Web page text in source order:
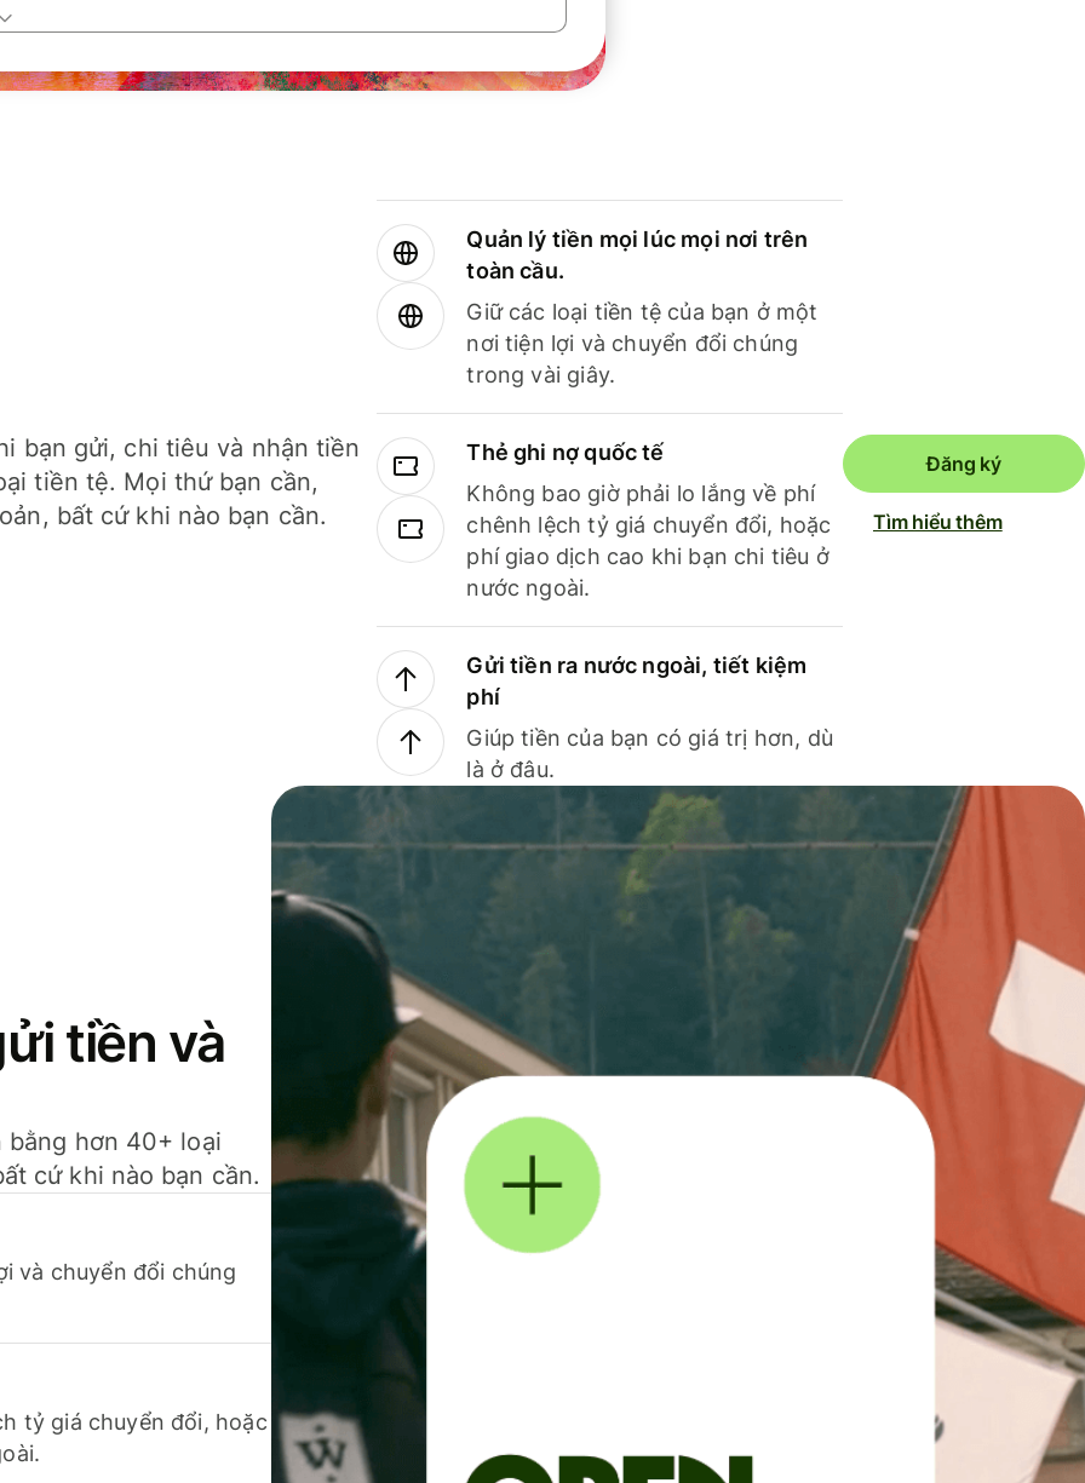
bạn gửi, chi tiêu và nhận tiền
tiền tệ. Mọi thứ bạn cần,
bất cứ khi nào bạn cần.
Quản lý tiền mọi lúc mọi nơi trên
toàn cầu.
Giữ các loại tiền tệ của bạn ở một
nơi tiện lợi và chuyển đổi chúng
trong vài giây.
Thẻ ghi nợ quốc tế
Không bao giờ phải lo lắng về phí
chênh lệch tỷ giá chuyển đổi, hoặc
phí giao dịch cao khi bạn chi tiêu ở
nước ngoài.
Gửi tiền ra nước ngoài, tiết kiệm
phí
Giúp tiền của bạn có giá trị hơn, dù
là ở đâu.
Đăng ký
Tìm hiểu thêm
tiền và
hơn 40+ loại
cứ khi nào bạn cần.
và chuyển đổi chúng
tỷ giá chuyển đổi, hoặc